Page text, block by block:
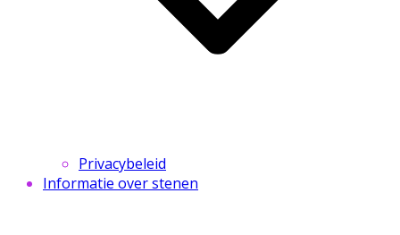
Privacybeleid
Informatie over stenen